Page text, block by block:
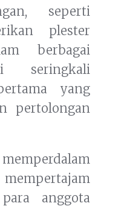
seperti
plester
berbagai
seringkali
yang
pertolongan
anggota